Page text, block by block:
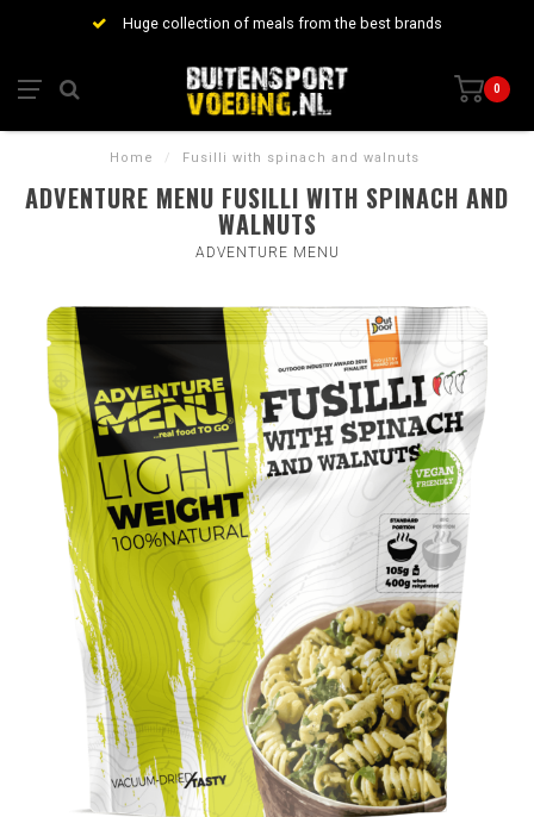
Huge collection of meals from the best brands
0
Home / Fusilli with spinach and walnuts
ADVENTURE MENU FUSILLI WITH SPINACH AND
WALNUTS
ADVENTURE MENU